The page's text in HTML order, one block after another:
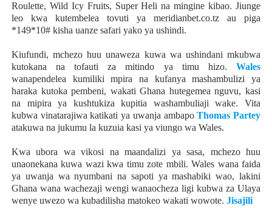
Roulette, Wild Icy Fruits, Super Heli na mingine kibao. Jiunge
leo kwa kutembelea tovuti ya meridianbet.co.tz au piga
*149*10# kisha uanze safari yako ya ushindi.
Kiufundi, mchezo huu unaweza kuwa wa ushindani mkubwa
kutokana na tofauti za mitindo ya timu hizo.Wales
wanapendelea kumiliki mpira na kufanya mashambulizi ya
haraka kutoka pembeni, wakati Ghana hutegemea nguvu, kasi
na mipira ya kushtukiza kupitia washambuliaji wake. Vita
kubwa vinatarajiwa katikati ya uwanja ambapoThomas Partey
atakuwa na jukumu la kuzuia kasi ya viungo wa Wales.
Kwa ubora wa vikosi na maandalizi ya sasa, mchezo huu
unaonekana kuwa wazi kwa timu zote mbili. Wales wana faida
ya uwanja wa nyumbani na sapoti ya mashabiki wao, lakini
Ghana wana wachezaji wengi wanaocheza ligi kubwa za Ulaya
wenye uwezo wa kubadilisha matokeo wakati wowote. Jisajili